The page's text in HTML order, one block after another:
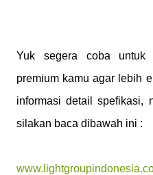
Yuk segera coba untuk
premium kamu agar lebih
informasi detail spefikasi,
silakan baca dibawah ini :